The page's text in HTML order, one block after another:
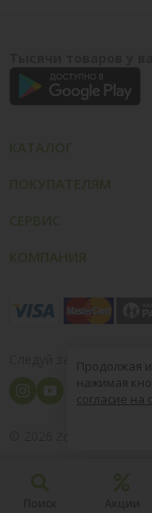
Следуй за намиПродолжая
нажимая
согласие